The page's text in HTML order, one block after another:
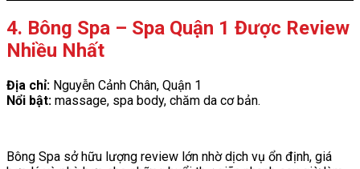
4. Bông Spa – Spa Quận 1 Được Review
Nhiều Nhất
Địa chỉ: Nguyễn Cảnh Chân, Quận 1
Nổi bật: massage, spa body, chăm da cơ bản.
Bông Spa sở hữu lượng review lớn nhờ dịch vụ ổn định, giá